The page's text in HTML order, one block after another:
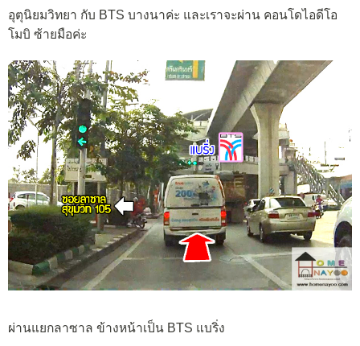
อุตุนิยมวิทยา กับ BTS บางนาค่ะ และเราจะผ่าน คอนโดไอดีโอ
โมบิ ซ้ายมือค่ะ
ผ่านแยกลาซาล ข้างหน้าเป็น BTS แบริ่ง